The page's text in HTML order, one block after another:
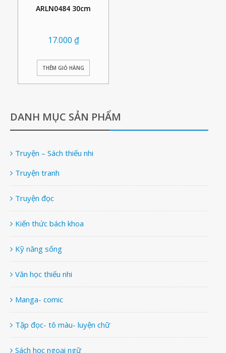
ARLN0484 30cm
17.000 ₫
THÊM GIỎ HÀNG
DANH MỤC SẢN PHẨM
Truyện – Sách thiếu nhi
Truyện tranh
Truyện đọc
Kiến thức bách khoa
Kỹ năng sống
Văn học thiếu nhi
Manga- comic
Tập đọc- tô màu- luyện chữ
Sách học ngoại ngữ